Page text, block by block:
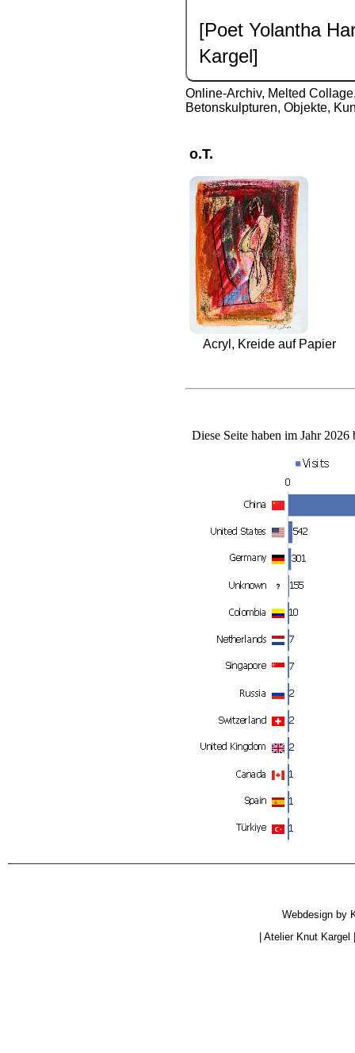
[Poet Yolantha
Kargel]
Online-Archiv, Melted
Betonskulpturen, Objekte,
o.T.
Acryl, Kreide auf Papier
Webdesign by
|Atelier Knut Kargel